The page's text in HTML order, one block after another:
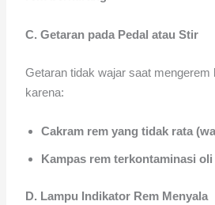
C. Getaran pada Pedal atau Stir
Getaran tidak wajar saat mengerem
karena:
Cakram rem yang tidak rata
Kampas rem terkontaminasi
D. Lampu Indikator Rem Menyala